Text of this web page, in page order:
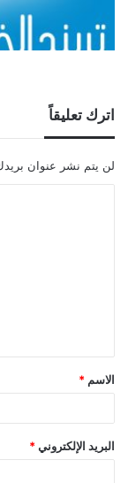
اترك تعليقاً
لن يتم نشر عنوان
ق
*
الاسم *
البريد الإلكتروني *